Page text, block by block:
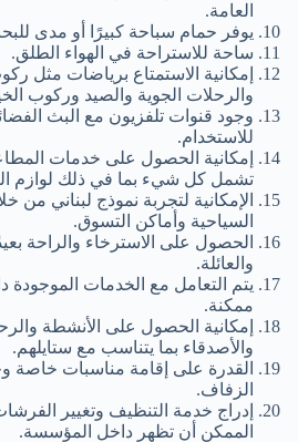
العامة.
يوفر حمام سباحة كبيرًا أو مدى
ساحة للاستراحة في الهواء الطلق.
إمكانية الاستمتاع برياضات مثل
والرحلات الجوية والصيد وركوب
وجود قنوات تلفزيون مع البث
للاستخدام.
إمكانية الحصول على خدمات
تشمل كل شيء بما في ذلك لوازم
الإمكانية لتجربة نموذج لبناني من
السياحية وأماكن التسوق.
الحصول على الاسترخاء والراحة
والعائلة.
يتم التعامل مع الخدمات
ممكنة.
إمكانية الحصول على الأنشطة
والأصدقاء بما يتناسب مع ستايلهم.
القدرة على إقامة مناسبات خاصة
الزفاف.
إدراج خدمة التنظيف وتغيير
الممكن أن تظهر داخل المؤسسة.